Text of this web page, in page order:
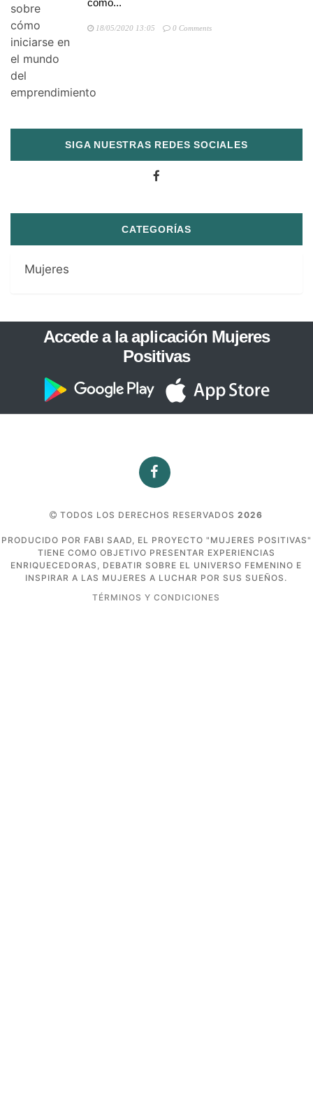
cómo...
18/05/2020 13:05 0 Comments
SIGA NUESTRAS REDES SOCIALES
CATEGORÍAS
Mujeres
Accede a la aplicación Mujeres
Positivas
TODOS LOS DERECHOS RESERVADOS2026
PRODUCIDO POR FABI SAAD, EL PROYECTO "MUJERES POSITIVAS"
TIENE COMO OBJETIVO PRESENTAR EXPERIENCIAS
ENRIQUECEDORAS, DEBATIR SOBRE EL UNIVERSO FEMENINO E
INSPIRAR A LAS MUJERES A LUCHAR POR SUS SUEÑOS.
TÉRMINOS Y CONDICIONES